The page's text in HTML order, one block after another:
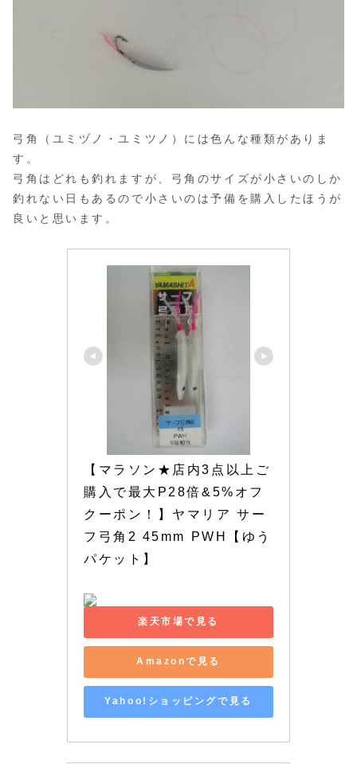
弓角（ユミヅノ・ユミツノ）には色んな種類がありま
す。
弓角はどれも釣れますが、弓角のサイズが小さいのしか
釣れない日もあるので小さいのは予備を購入したほうが
良いと思います。
【マラソン★店内3点以上ご
購入で最大P28倍&5%オフ
クーポン！】ヤマリア サー
フ弓角2 45mm PWH【ゆう
パケット】
楽天市場で見る
Amazonで見る
Yahoo!ショッピングで見る